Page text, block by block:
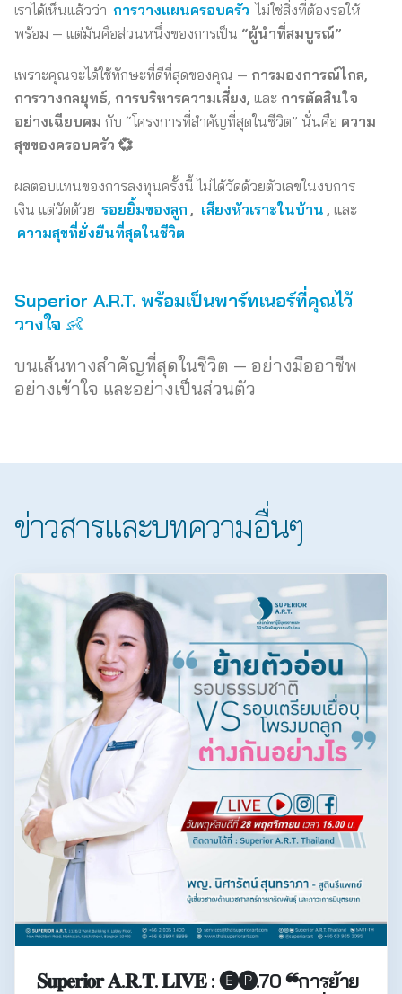
เราได้เห็นแล้วว่า การวางแผนครอบครัว ไม่ใช่สิ่งที่ต้องรอให้
พร้อม — แต่มันคือส่วนหนึ่งของการเป็น “ผู้นำที่สมบูรณ์”
เพราะคุณจะได้ใช้ทักษะที่ดีที่สุดของคุณ — การมองการณ์ไกล,
การวางกลยุทธ์, การบริหารความเสี่ยง, และ การตัดสินใจ
อย่างเฉียบคม กับ “โครงการที่สำคัญที่สุดในชีวิต” นั่นคือ ความ
สุขของครอบครัว 💞
ผลตอบแทนของการลงทุนครั้งนี้ ไม่ได้วัดด้วยตัวเลขในงบการ
เงิน แต่วัดด้วย รอยยิ้มของลูก , เสียงหัวเราะในบ้าน , และ
ความสุขที่ยั่งยืนที่สุดในชีวิต
Superior A.R.T. พร้อมเป็นพาร์ทเนอร์ที่คุณไว้
วางใจ 👶
บนเส้นทางสำคัญที่สุดในชีวิต — อย่างมืออาชีพ
อย่างเข้าใจ และอย่างเป็นส่วนตัว
ข่าวสารและบทความอื่นๆ
𝐒𝐮𝐩𝐞𝐫𝐢𝐨𝐫 𝐀.𝐑.𝐓. 𝐋𝐈𝐕𝐄 : 🅔🅟.70 ❝การย้าย